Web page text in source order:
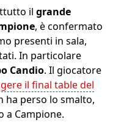
il grande
, è confermato
presenti in sala,
In particolare
Candio. Il giocatore
il final table del
ha perso lo smalto,
a Campione.